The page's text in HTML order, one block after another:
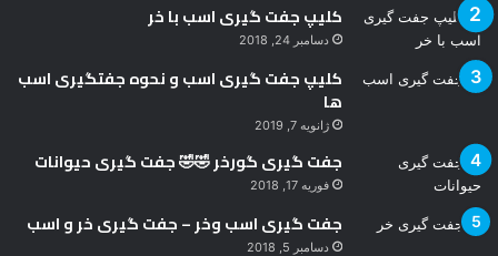
کلیپ جفت گیری اسب با خر
دسامبر 24, 2018
کلیپ جفت گیری اسب و نحوه جفتگیری اسب
ها
ژانویه 7, 2019
جفت گیری گورخر 🤣🤣 جفت گیری حیوانات
فوریه 17, 2018
جفت گیری اسب وخر – جفت گیری خر و اسب
دسامبر 5, 2018